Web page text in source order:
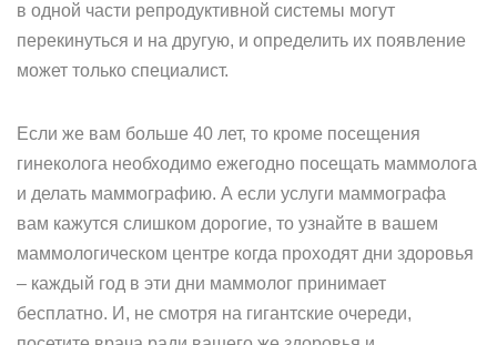
в одной части репродуктивной системы могут
перекинуться и на другую, и определить их появление
может только специалист.
Если же вам больше 40 лет, то кроме посещения
гинеколога необходимо ежегодно посещать маммолога
и делать маммографию. А если услуги маммографа
вам кажутся слишком дорогие, то узнайте в вашем
маммологическом центре когда проходят дни здоровья
– каждый год в эти дни маммолог принимает
бесплатно. И, не смотря на гигантские очереди,